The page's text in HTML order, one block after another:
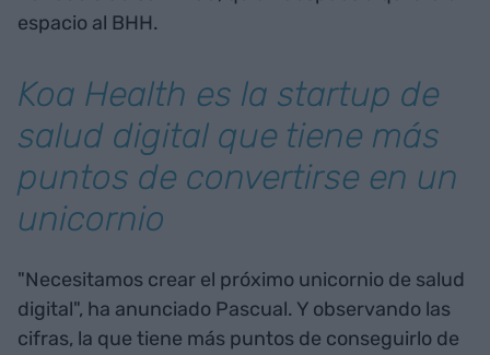
espacio al BHH.
Koa Health es la startup de
salud digital que tiene más
puntos de convertirse en un
unicornio
"Necesitamos crear el próximo unicornio de salud
digital", ha anunciado Pascual. Y observando las
cifras, la que tiene más puntos de conseguirlo de